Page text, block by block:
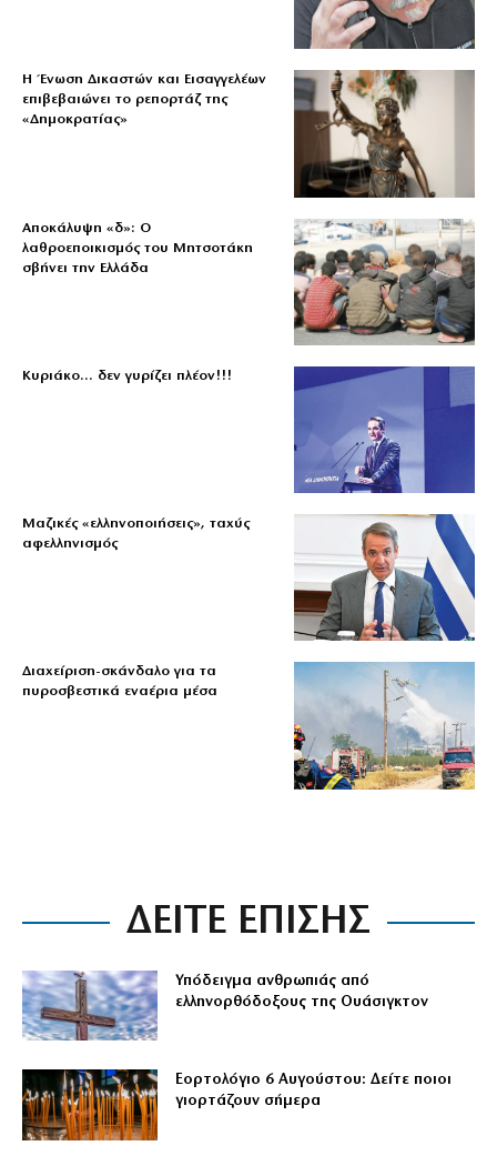
Η Ένωση Δικαστών και Εισαγγελέων
επιβεβαιώνει το ρεπορτάζ της
«Δημοκρατίας»
Αποκάλυψη «δ»: Ο
λαθροεποικισμός του Μητσοτάκη
σβήνει την Ελλάδα
Κυριάκο… δεν γυρίζει πλέον!!!
Μαζικές «ελληνοποιήσεις», ταχύς
αφελληνισμός
Διαχείριση-σκάνδαλο για τα
πυροσβεστικά εναέρια μέσα
ΔΕΙΤΕ ΕΠΙΣΗΣ
Υπόδειγμα ανθρωπιάς από
ελληνορθόδοξους της Ουάσιγκτον
Εορτολόγιο 6 Αυγούστου: Δείτε ποιοι
γιορτάζουν σήμερα